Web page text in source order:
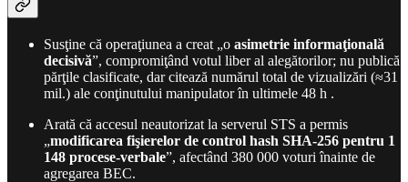
Susţine că operaţiunea a creat „o asimetrie informaţională
decisivă”, compromiţând votul liber al alegătorilor; nu publică
părţile clasificate, dar citează numărul total de vizualizări (≈31
mil.) ale conţinutului manipulator în ultimele 48 h .
Arată că accesul neautorizat la serverul STS a permis
„modificarea fişierelor de control hash SHA-256 pentru 1
148 procese-verbale”, afectând 380 000 voturi înainte de
agregarea BEC.